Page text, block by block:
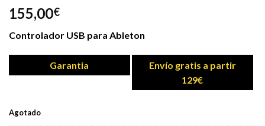
155,00€
Controlador USB para Ableton
Garantia
Envío gratis a partir
129€
Agotado